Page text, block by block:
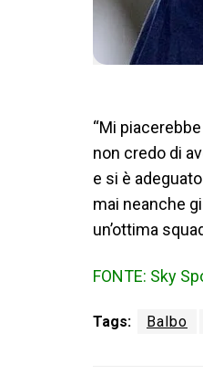
“Mi
non credo di
e si è
mai neanche
un’ottima
FONTE: Sky
Tags: Balbo